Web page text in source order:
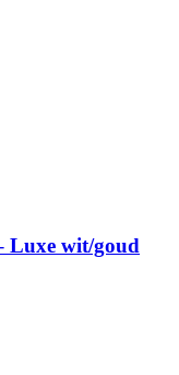
Luxe wit/goud